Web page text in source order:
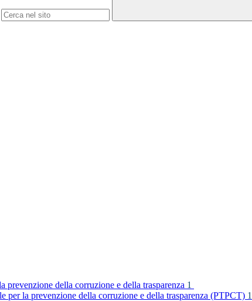
prevenzione della corruzione e della trasparenza 1
per la prevenzione della corruzione e della trasparenza (PTPCT) 1